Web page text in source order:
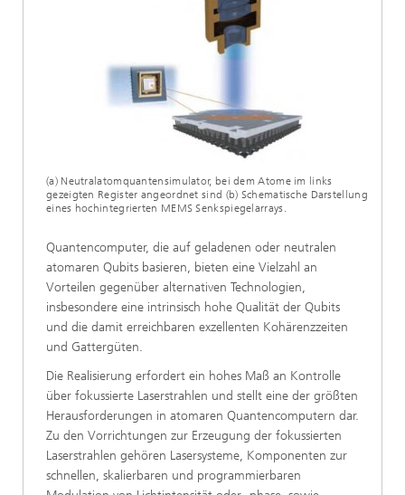
(a) Neutralatomquantensimulator, bei dem Atome im links
gezeigten Register angeordnet sind (b) Schematische Darstellung
eines hochintegrierten MEMS Senkspiegelarrays.
Quantencomputer, die auf geladenen oder neutralen
atomaren Qubits basieren, bieten eine Vielzahl an
Vorteilen gegenüber alternativen Technologien,
insbesondere eine intrinsisch hohe Qualität der Qubits
und die damit erreichbaren exzellenten Kohärenzzeiten
und Gattergüten.
Die Realisierung erfordert ein hohes Maß an Kontrolle
über fokussierte Laserstrahlen und stellt eine der größten
Herausforderungen in atomaren Quantencomputern dar.
Zu den Vorrichtungen zur Erzeugung der fokussierten
Laserstrahlen gehören Lasersysteme, Komponenten zur
schnellen, skalierbaren und programmierbaren